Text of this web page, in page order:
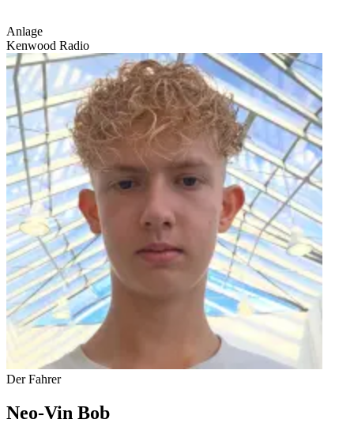
Anlage
Kenwood Radio
Der Fahrer
Neo-Vin Bob